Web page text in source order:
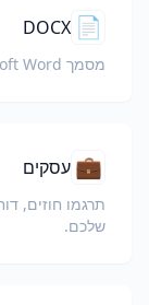
📄
DOCX
מסמך Microsoft Word
💼 עסקים
תרגמו חוזים,
שלכם.